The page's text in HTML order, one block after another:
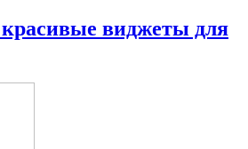
виджеты для